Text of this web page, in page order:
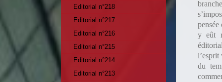
Editorial n°218
Editorial n°217
Editorial n°216
Editorial n°215
Editorial n°214
Editorial n°213
y eût
du